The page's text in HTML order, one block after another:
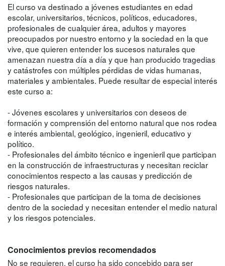
El curso va destinado a jóvenes estudiantes en edad
escolar, universitarios, técnicos, políticos, educadores,
profesionales de cualquier área, adultos y mayores
preocupados por nuestro entorno y la sociedad en la que
vive, que quieren entender los sucesos naturales que
amenazan nuestra día a día y que han producido tragedias
y catástrofes con múltiples pérdidas de vidas humanas,
materiales y ambientales. Puede resultar de especial interés
este curso a:
- Jóvenes escolares y universitarios con deseos de
formación y comprensión del entorno natural que nos rodea
e interés ambiental, geológico, ingenieril, educativo y
político.
- Profesionales del ámbito técnico e ingenieril que participan
en la construcción de infraestructuras y necesitan reciclar
conocimientos respecto a las causas y predicción de
riesgos naturales.
- Profesionales que participan de la toma de decisiones
dentro de la sociedad y necesitan entender el medio natural
y los riesgos potenciales.
Conocimientos previos recomendados
No se requieren, el curso ha sido concebido para ser